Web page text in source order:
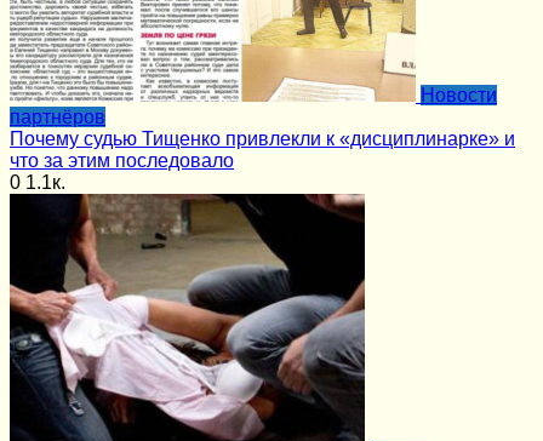
Новости
партнёров
Почему судью Тищенко привлекли к «дисциплинарке» и
что за этим последовало
0 1.1к.